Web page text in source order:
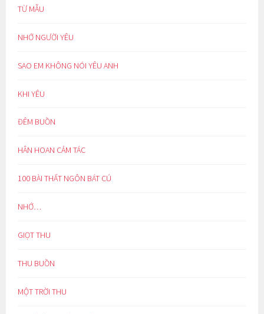
TỪ MẪU
NHỚ NGƯỜI YÊU
SAO EM KHÔNG NÓI YÊU ANH
KHI YÊU
ĐÊM BUỒN
HÂN HOAN CẢM TÁC
100 BÀI THẤT NGÔN BÁT CÚ
NHỚ…
GIỌT THU
THU BUỒN
MỘT TRỜI THU